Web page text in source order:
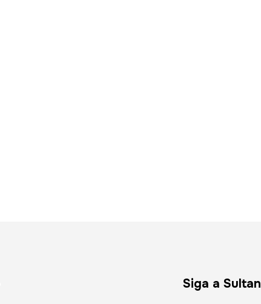
Siga a Sultan